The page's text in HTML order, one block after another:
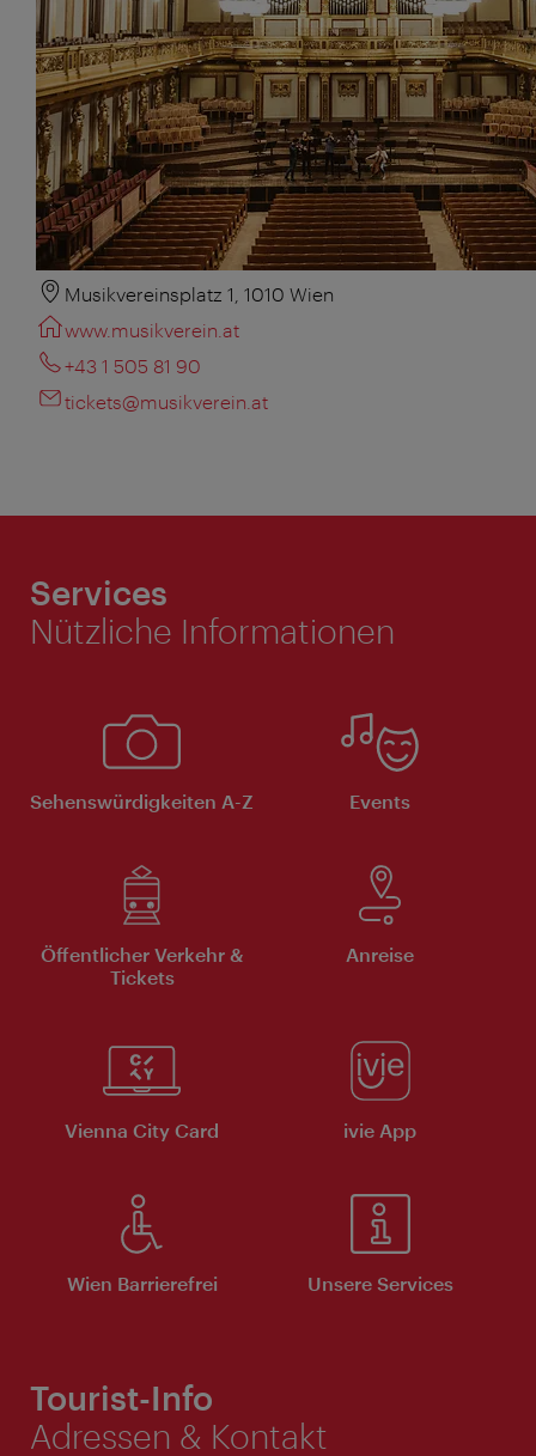
Musikvereinsplatz 1, 1010 Wien
www.musikverein.at
+43 1 505 81 90
tickets@musikverein.at
Services
Nützliche Informationen
Sehenswürdigkeiten A-Z Events
Öffentlicher Verkehr &
Tickets
Anreise
Vienna City Card ivie App
Wien Barrierefrei Unsere Services
Tourist-Info
Adressen & Kontakt